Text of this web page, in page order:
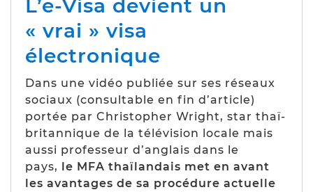
L’e-Visa devient un
« vrai » visa
électronique
Dans une vidéo publiée sur ses réseaux
sociaux (consultable en fin d’article)
portée par Christopher Wright, star thaï-
britannique de la télévision locale mais
aussi professeur d’anglais dans le
pays, le MFA thaïlandais met en avant
les avantages de sa procédure actuelle